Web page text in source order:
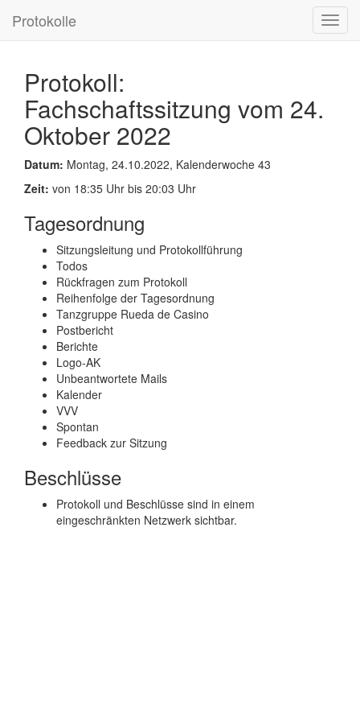
Protokolle
Protokoll:
Fachschaftssitzung vom 24.
Oktober 2022
Datum: Montag, 24.10.2022, Kalenderwoche 43
Zeit: von 18:35 Uhr bis 20:03 Uhr
Tagesordnung
Sitzungsleitung und Protokollführung
Todos
Rückfragen zum Protokoll
Reihenfolge der Tagesordnung
Tanzgruppe Rueda de Casino
Postbericht
Berichte
Logo-AK
Unbeantwortete Mails
Kalender
VVV
Spontan
Feedback zur Sitzung
Beschlüsse
Protokoll und Beschlüsse sind in einem
eingeschränkten Netzwerk sichtbar.